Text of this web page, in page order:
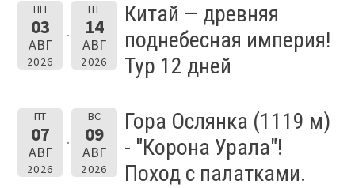
ПН
03
АВГ
2026
ПТ
14
АВГ
2026
Китай — древняя
поднебесная империя!
Тур 12 дней
ПТ
07
АВГ
2026
ВС
09
АВГ
2026
Гора Ослянка (1119 м)
- "Корона Урала"!
Поход с палатками.